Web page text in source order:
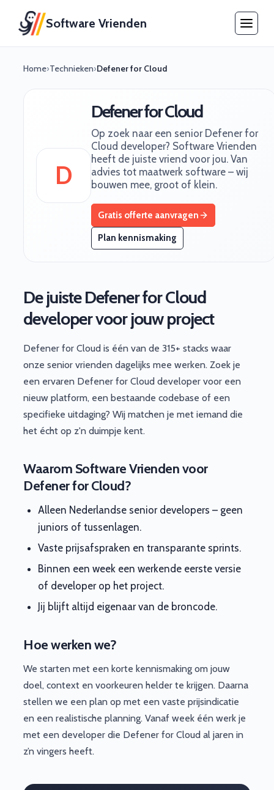
Software Vrienden
Home›Technieken›Defener for Cloud
D
Defener for Cloud
Op zoek naar een senior Defener for
Cloud developer? Software Vrienden
heeft de juiste vriend voor jou. Van
advies tot maatwerk software – wij
bouwen mee, groot of klein.
Gratis offerte aanvragen
Plan kennismaking
De juiste Defener for Cloud
developer voor jouw project
Defener for Cloud is één van de 315+ stacks waar
onze senior vrienden dagelijks mee werken. Zoek je
een ervaren Defener for Cloud developer voor een
nieuw platform, een bestaande codebase of een
specifieke uitdaging? Wij matchen je met iemand die
het écht op z'n duimpje kent.
Waarom Software Vrienden voor
Defener for Cloud?
Alleen Nederlandse senior developers – geen
juniors of tussenlagen.
Vaste prijsafspraken en transparante sprints.
Binnen een week een werkende eerste versie
of developer op het project.
Jij blijft altijd eigenaar van de broncode.
Hoe werken we?
We starten met een korte kennismaking om jouw
doel, context en voorkeuren helder te krijgen. Daarna
stellen we een plan op met een vaste prijsindicatie
en een realistische planning. Vanaf week één werk je
met een developer die Defener for Cloud al jaren in
z’n vingers heeft.